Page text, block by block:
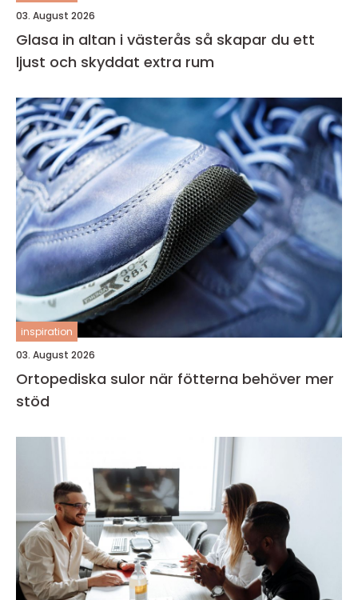
03. August 2026
Glasa in altan i västerås så skapar du ett
ljust och skyddat extra rum
inspiration
03. August 2026
Ortopediska sulor när fötterna behöver mer
stöd